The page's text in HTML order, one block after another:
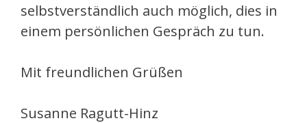
selbstverständlich auch möglich, dies in
einem persönlichen Gespräch zu tun.
Mit freundlichen Grüßen
Susanne Ragutt-Hinz